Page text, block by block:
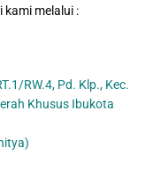
kami melalui :
RW.4, Pd. Klp., Kec.
Khusus Ibukota